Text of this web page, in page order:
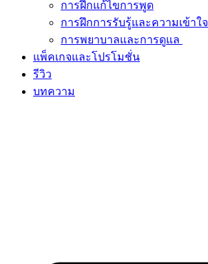
การฝึกแก้ไขการพูด
การฝึกการรับรู้และความเข้าใจ
การพยาบาลและการดูแล
แพ็คเกจและโปรโมชั่น
รีวิว
บทความ